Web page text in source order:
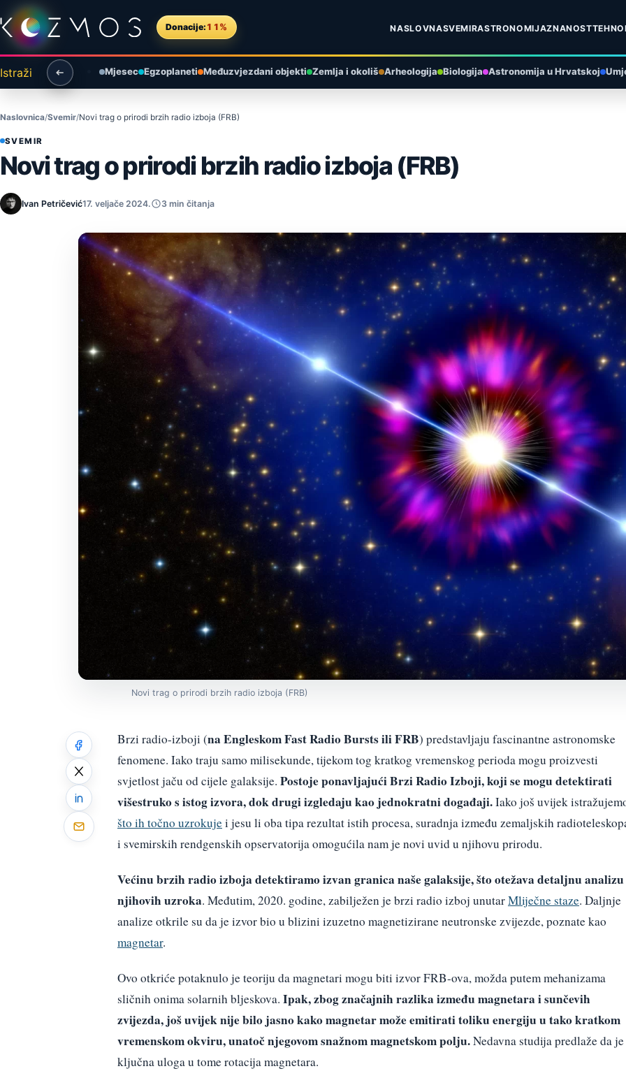
Preskoči na sadržaj
Donacije: 11% NASLOVNASVEMIRASTRONOMIJAZNANOST
Istraži Mjesec Egzoplaneti Međuzvjezdani objekti Zemlja i okoliš Arheologija Biologija Astronomija u Hrvatskoj
Naslovnica Svemir Novi trag o prirodi brzih radio izboja (FRB)
SVEMIR
Novi trag o prirodi brzih radio izboja (FRB)
Ivan Petričević17. veljače 2024. 3 min čitanja
Novi trag o prirodi brzih radio izboja (FRB)
Brzi radio-izboji (na Engleskom Fast Radio Bursts ili FRB) predstavljaju fascinantne astronomske
fenomene. Iako traju samo milisekunde, tijekom tog kratkog vremenskog perioda mogu proizvesti
svjetlost jaču od cijele galaksije. Postoje ponavljajući Brzi Radio Izboji, koji se mogu detektirati
višestruko s istog izvora, dok drugi izgledaju kao jednokratni događaji.Iako još uvijek
što ih točno uzrokujei jesu li oba tipa rezultat istih procesa, suradnja između zemaljskih
i svemirskih rendgenskih opservatorija omogućila nam je novi uvid u njihovu prirodu.
Većinu brzih radio izboja detektiramo izvan granica naše galaksije, što otežava detaljnu analizu
njihovih uzroka. Međutim, 2020. godine, zabilježen je brzi radio izboj unutarMliječne staze. Daljnje
analize otkrile su da je izvor bio u blizini izuzetno magnetizirane neutronske zvijezde, poznate kao
magnetar.
Ovo otkriće potaknulo je teoriju da magnetari mogu biti izvor FRB-ova, možda putem mehanizama
sličnih onima solarnih bljeskova. Ipak, zbog značajnih razlika između magnetara i sunčevih
zvijezda, još uvijek nije bilo jasno kako magnetar može emitirati toliku energiju u tako kratkom
vremenskom okviru, unatoč njegovom snažnom magnetskom polju.Nedavna studija predlaže da je
ključna uloga u tome rotacija magnetara.